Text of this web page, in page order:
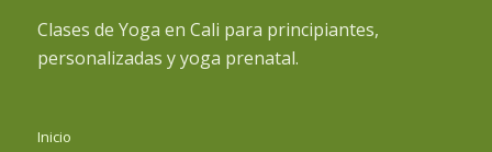
Clases de Yoga en Cali para principiantes,
personalizadas y yoga prenatal.
Inicio